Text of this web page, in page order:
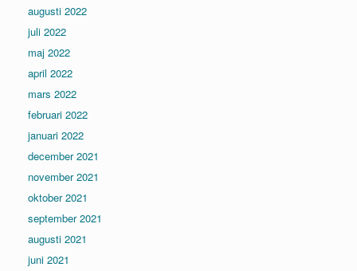
augusti 2022
juli 2022
maj 2022
april 2022
mars 2022
februari 2022
januari 2022
december 2021
november 2021
oktober 2021
september 2021
augusti 2021
juni 2021